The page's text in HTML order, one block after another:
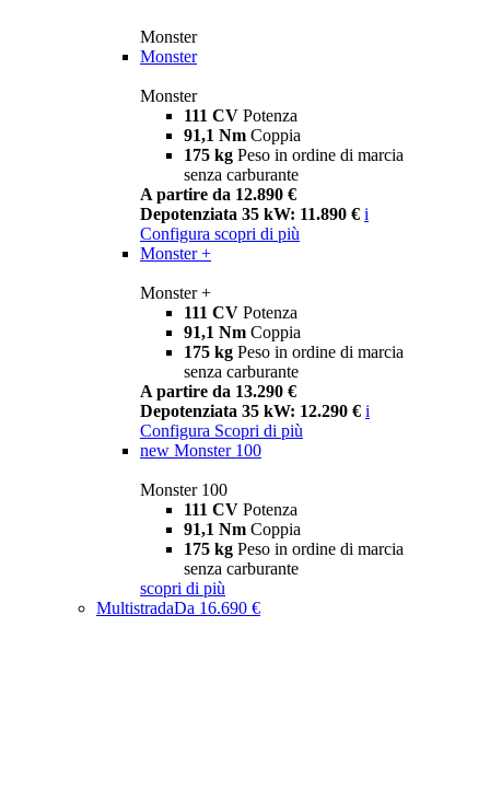
Monster
Monster
Monster
111 CV Potenza
91,1 Nm Coppia
175 kg Peso in ordine di marcia
senza carburante
A partire da 12.890 €
Depotenziata 35 kW: 11.890 € i
Configura scopri di più
Monster +
Monster +
111 CV Potenza
91,1 Nm Coppia
175 kg Peso in ordine di marcia
senza carburante
A partire da 13.290 €
Depotenziata 35 kW: 12.290 € i
Configura Scopri di più
new Monster 100
Monster 100
111 CV Potenza
91,1 Nm Coppia
175 kg Peso in ordine di marcia
senza carburante
scopri di più
MultistradaDa 16.690 €